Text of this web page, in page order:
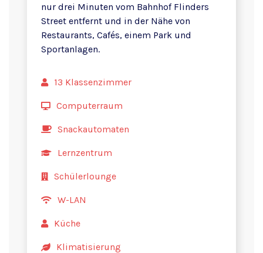
nur drei Minuten vom Bahnhof Flinders
Street entfernt und in der Nähe von
Restaurants, Cafés, einem Park und
Sportanlagen.
13 Klassenzimmer
Computerraum
Snackautomaten
Lernzentrum
Schülerlounge
W-LAN
Küche
Klimatisierung